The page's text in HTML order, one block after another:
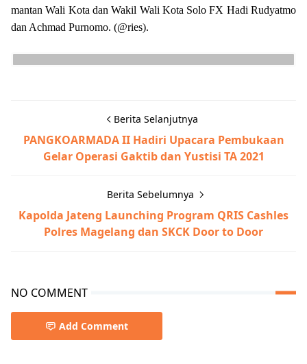
mantan Wali Kota dan Wakil Wali Kota Solo FX Hadi Rudyatmo
dan Achmad Purnomo. (@ries).
Berita Selanjutnya
PANGKOARMADA II Hadiri Upacara Pembukaan
Gelar Operasi Gaktib dan Yustisi TA 2021
Berita Sebelumnya
Kapolda Jateng Launching Program QRIS Cashles
Polres Magelang dan SKCK Door to Door
NO COMMENT
Add Comment